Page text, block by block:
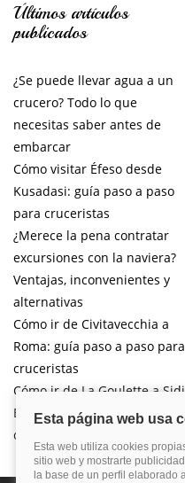
Últimos artículos
publicados
¿Se puede llevar agua a un
crucero? Todo lo que
necesitas saber antes de
embarcar
Cómo visitar Éfeso desde
Kusadasi: guía paso a paso
para cruceristas
¿Merece la pena contratar
excursiones con la naviera?
Ventajas, inconvenientes y
alternativas
Cómo ir de Civitavecchia a
Roma: guía paso a paso para
cruceristas
Cómo ir de La Goulette a Sidi
Bou Said por libre desde tu
crucero